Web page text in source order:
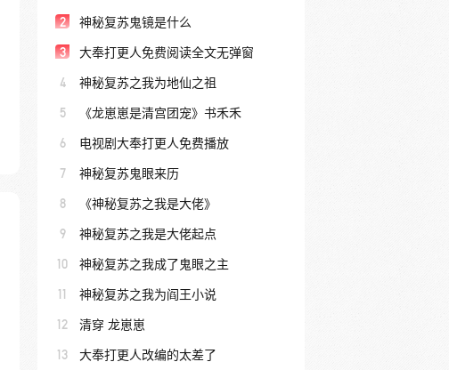
2 神秘复苏鬼镜是什么
3 大奉打更人免费阅读全文无弹窗
4 神秘复苏之我为地仙之祖
5 《龙崽崽是清宫团宠》书禾禾
6 电视剧大奉打更人免费播放
7 神秘复苏鬼眼来历
8 《神秘复苏之我是大佬》
9 神秘复苏之我是大佬起点
10 神秘复苏之我成了鬼眼之主
11 神秘复苏之我为阎王小说
12 清穿 龙崽崽
13 大奉打更人改编的太差了